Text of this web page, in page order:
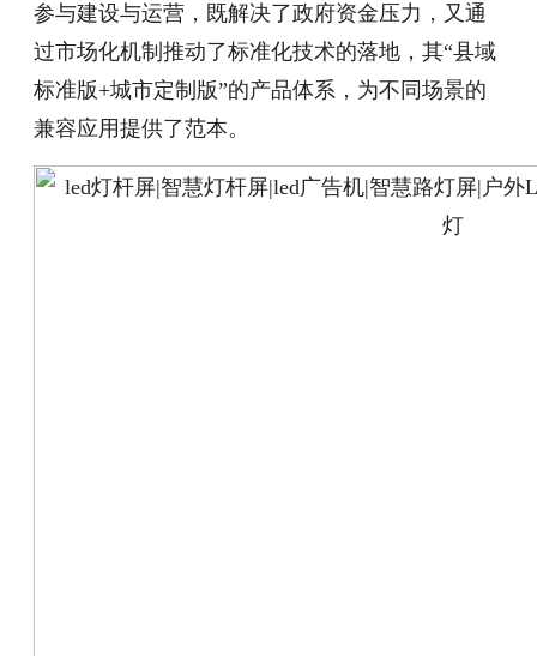
参与建设与运营，既解决了政府资金压力，又通
过市场化机制推动了标准化技术的落地，其“县域
标准版+城市定制版”的产品体系，为不同场景的
兼容应用提供了范本。